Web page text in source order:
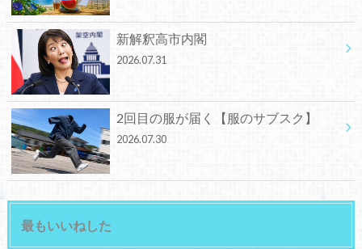
新解釈高市内閣
2026.07.31
2回目の服が届く【服のサブスク】
2026.07.30
最もいいねした